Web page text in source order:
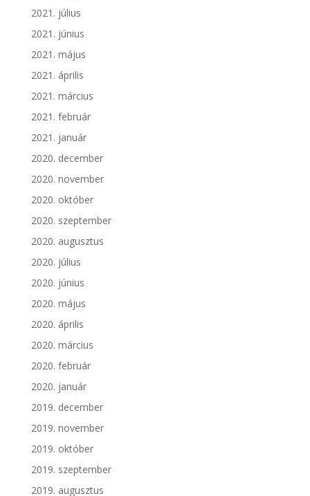
2021. július
2021. június
2021. május
2021. április
2021. március
2021. február
2021. január
2020. december
2020. november
2020. október
2020. szeptember
2020. augusztus
2020. július
2020. június
2020. május
2020. április
2020. március
2020. február
2020. január
2019. december
2019. november
2019. október
2019. szeptember
2019. augusztus